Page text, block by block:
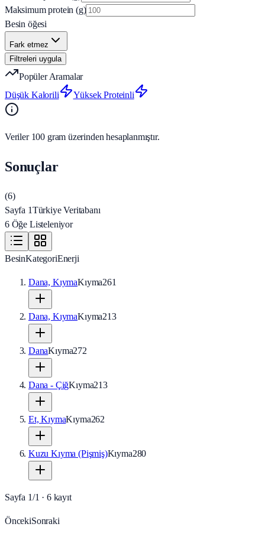
Maksimum protein (g)
Besin öğesi
Fark etmez
Filtreleri uygula
Popüler Aramalar
Düşük Kalorili
Yüksek Proteinli
Veriler 100 gram üzerinden hesaplanmıştır.
Sonuçlar
(6)
Sayfa 1Türkiye Veritabanı
6 Öğe Listeleniyor
BesinKategoriEnerji
Dana, KıymaKıyma261
Dana, KıymaKıyma213
DanaKıyma272
Dana - ÇiğKıyma213
Et, KıymaKıyma262
Kuzu Kıyma (Pişmiş)Kıyma280
Sayfa 1/1 · 6 kayıt
ÖncekiSonraki